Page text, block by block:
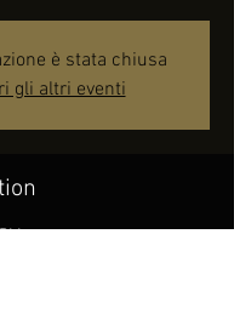
è stata chiusa
gli altri eventi